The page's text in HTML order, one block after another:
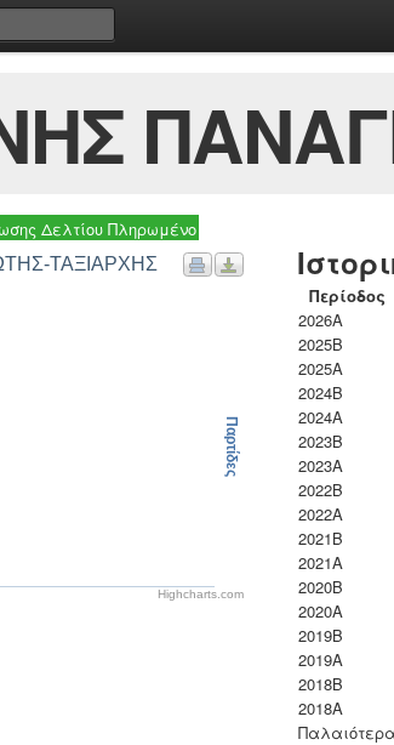
Δελτίου Πληρωμένο
ΤΑΞΙΑΡΧΗΣ
Παρτίδες
Highcharts.com
Περίοδος
2026A
2025B
2025A
2024B
2024A
2023B
2023Α
2022B
2022A
2021B
2021A
2020B
2020A
2019B
2019A
2018B
2018A
Παλαιότερα